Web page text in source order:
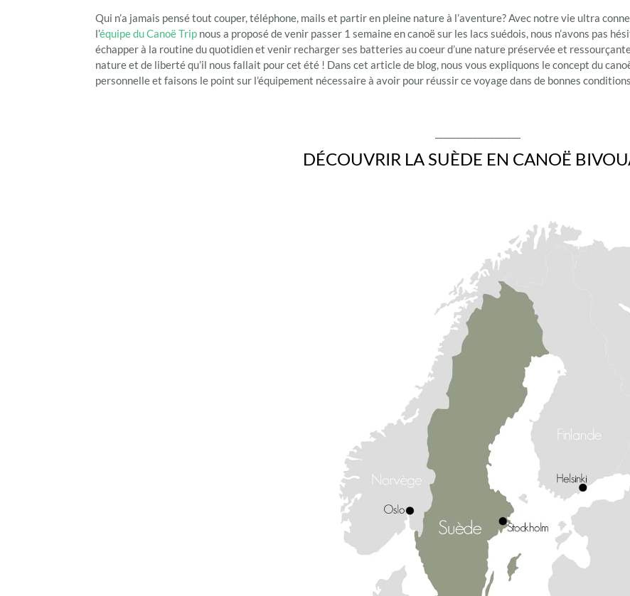
Qui n’a jamais pensé tout couper, téléphone, mails et partir en pleine nature à l’aventure? Avec notre vie ultra
l’équipe du Canoë Trip nous a proposé de venir passer 1 semaine en canoë sur les lacs suédois, nous n’avons pas
échapper à la routine du quotidien et venir recharger ses batteries au coeur d’une nature préservée et
nature et de liberté qu’il nous fallait pour cet été ! Dans cet article de blog, nous vous expliquons le concept du
personnelle et faisons le point sur l’équipement nécessaire à avoir pour réussir ce voyage dans de bonnes
DÉCOUVRIR LA SUÈDE EN CANOË